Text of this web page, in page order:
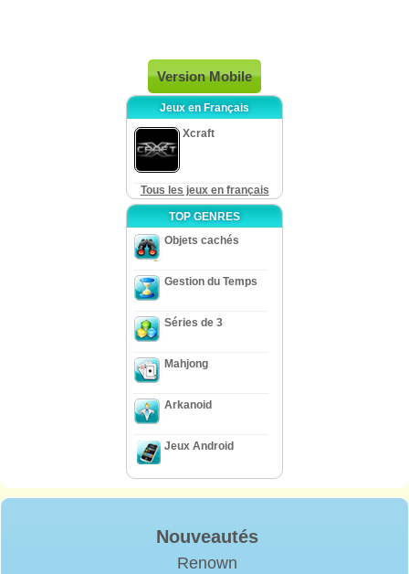
Version Mobile
Jeux en Français
Xcraft
Tous les jeux en français
TOP GENRES
Objets cachés
Gestion du Temps
Séries de 3
Mahjong
Arkanoid
Jeux Android
Nouveautés
Renown